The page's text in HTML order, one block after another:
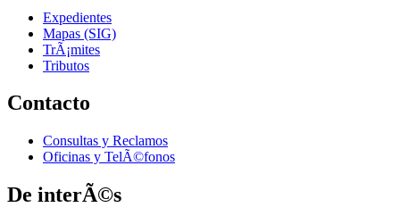
Expedientes
Mapas (SIG)
TrÃ¡mites
Tributos
Contacto
Consultas y Reclamos
Oficinas y TelÃ©fonos
De interÃ©s